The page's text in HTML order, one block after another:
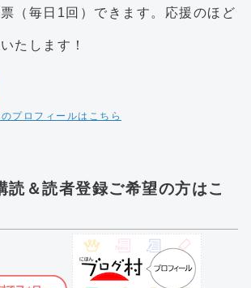
（毎日1回）できます。応援のほど
たします！
プロフィールはこちら
読＆読者登録ご希望の方はこ